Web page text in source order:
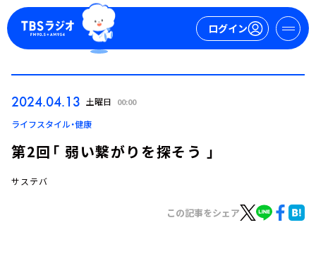
ログイン
ログイン
2024.04.13 土曜日 00:00
ライフスタイル・健康
第2回「 弱い繋がりを探そう 」
サステバ
この記事をシェア